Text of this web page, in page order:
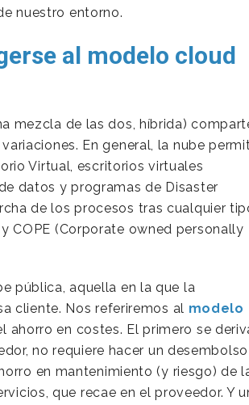
nuestro entorno.
al modelo cloud
mezcla de las dos, híbrida)
En general, la nube
Virtual, escritorios virtuales
datos y programas de Disaster
de los procesos tras cualquier
COPE (Corporate owned personally
pública, aquella en la que la
cliente. Nos referiremos al modelo
ahorro en costes. El primero se
no requiere hacer un desembolso
en mantenimiento (y riesgo) de
que recae en el proveedor. Y